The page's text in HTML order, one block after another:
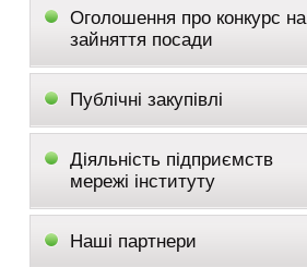
Оголошення про конкурс на
зайняття посади
Публічні закупівлі
Діяльність підприємств
мережі інституту
Наші партнери